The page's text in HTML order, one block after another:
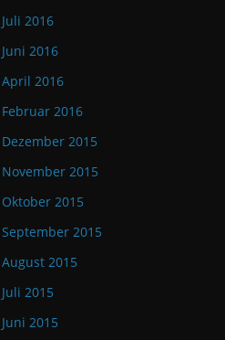
Juli 2016
Juni 2016
April 2016
Februar 2016
Dezember 2015
November 2015
Oktober 2015
September 2015
August 2015
Juli 2015
Juni 2015